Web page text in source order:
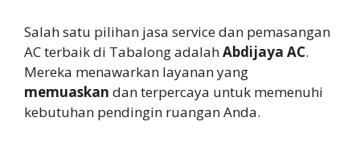
Salah satu pilihan jasa service dan pemasangan
AC terbaik di Tabalong adalahAbdijaya AC.
Mereka menawarkan layanan yang
memuaskan dan terpercaya untuk memenuhi
kebutuhan pendingin ruangan Anda.